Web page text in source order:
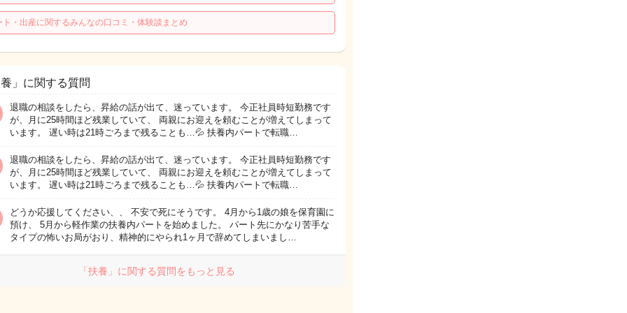
ト・出産に関するみんなの口コミ・体験談まとめ
」に関する質問
退職の相談をしたら、昇給の話が出て、迷っています。 今正社員時短勤務です
が、月に25時間ほど残業していて、 両親にお迎えを頼むことが増えてしまって
います。 遅い時は21時ごろまで残ることも…💦 扶養内パートで転職…
退職の相談をしたら、昇給の話が出て、迷っています。 今正社員時短勤務です
が、月に25時間ほど残業していて、 両親にお迎えを頼むことが増えてしまって
います。 遅い時は21時ごろまで残ることも…💦 扶養内パートで転職…
どうか応援してください、、 不安で死にそうです。 4月から1歳の娘を保育園に
預け、 5月から軽作業の扶養内パートを始めました。 パート先にかなり苦手な
タイプの怖いお局がおり、精神的にやられ1ヶ月で辞めてしまいまし…
「扶養」に関する質問をもっと見る